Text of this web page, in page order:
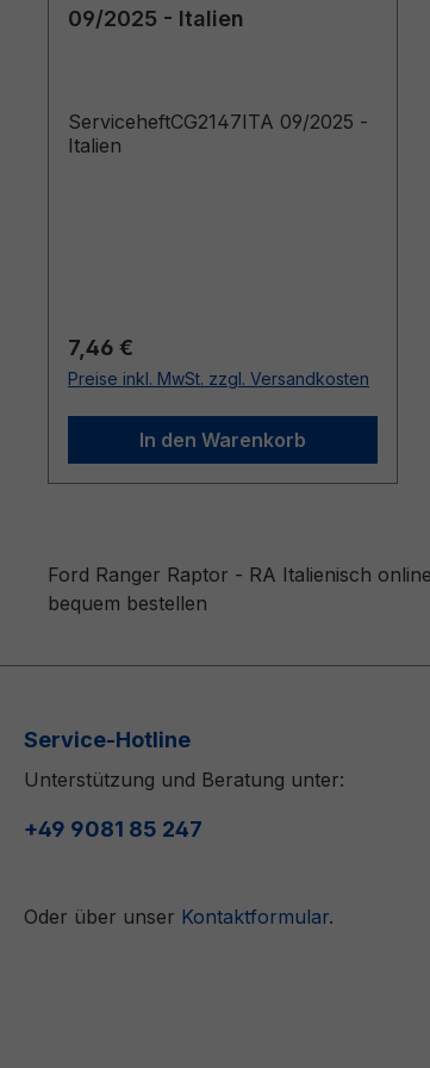
09/2025 - Italien
ServiceheftCG2147ITA 09/2025 -
Italien
Regulärer Preis:
7,46 €
Preise inkl. MwSt. zzgl. Versandkosten
In den Warenkorb
Ford Ranger Raptor - RA Italienisch
bequem bestellen
Service-Hotline
Unterstützung und Beratung unter:
+49 9081 85 247
Oder über unser Kontaktformular.